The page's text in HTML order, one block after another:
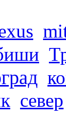
север